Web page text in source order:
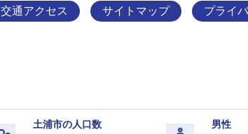
交通アクセス サイトマップ プライ